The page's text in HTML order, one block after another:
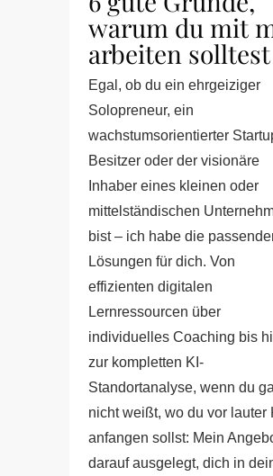
warum du mit
arbeiten solltest
Egal, ob du ein ehrgeiziger
Solopreneur, ein
wachstumsorientierter
Besitzer oder der visionäre
Inhaber eines kleinen oder
mittelständischen
bist – ich habe die
Lösungen für dich. Von
effizienten digitalen
Lernressourcen über
individuelles Coaching bis
zur kompletten KI-
Standortanalyse, wenn du
nicht weißt, wo du vor lauter
anfangen sollst: Mein
darauf ausgelegt, dich in